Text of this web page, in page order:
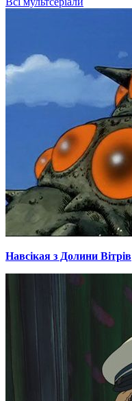
Навсікая з Долини Вітрів